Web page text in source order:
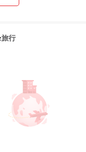
行